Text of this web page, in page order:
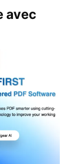
avec